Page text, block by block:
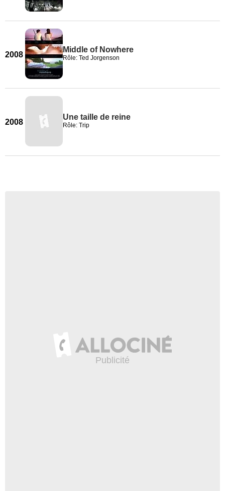
2008
Middle of Nowhere
Rôle: Ted Jorgenson
2008
Une taille de reine
Rôle: Trip